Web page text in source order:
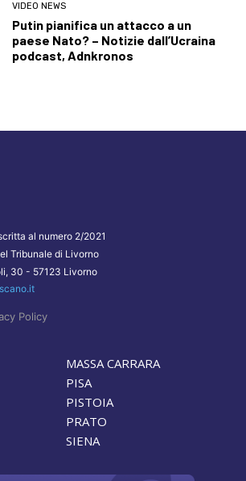
VIDEO NEWS
Putin pianifica un attacco a un
paese Nato? – Notizie dall’Ucraina
podcast, Adnkronos
al numero 2/2021
Tribunale di Livorno
30 - 57123 Livorno
Policy
MASSA CARRARA
PISA
PISTOIA
PRATO
SIENA